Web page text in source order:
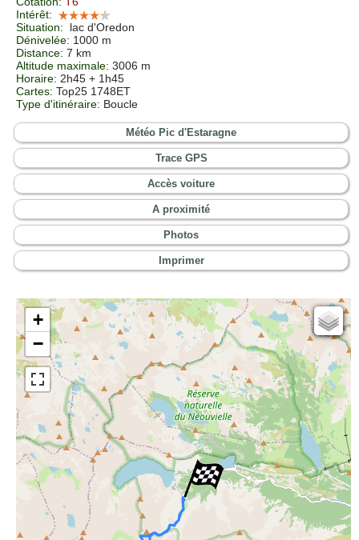
Intérêt:
Situation:
lac d'Oredon
Dénivelée: 1000 m
Distance: 7 km
Altitude maximale: 3006 m
Horaire: 2h45 + 1h45
Cartes: Top25 1748ET
Type d'itinéraire: Boucle
Météo Pic d'Estaragne
Trace GPS
Accès voiture
A proximité
Photos
Imprimer
+
−
Cartes IGN
Open Topo Map
Open Street Map
ESRI Word Imagery
Photographies aériennes